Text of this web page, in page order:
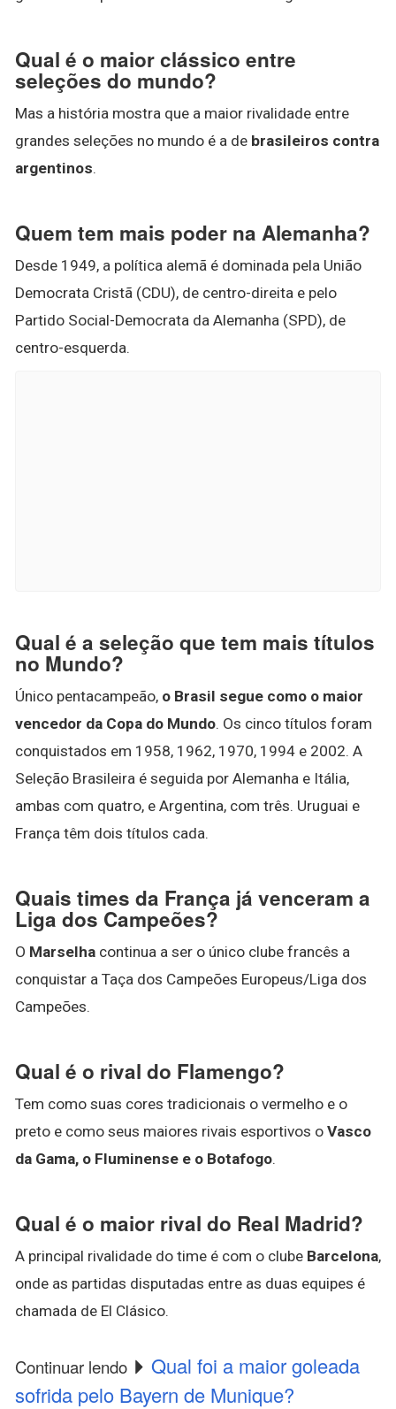
Qual é o maior clássico entre
seleções do mundo?
Mas a história mostra que a maior rivalidade entre
grandes seleções no mundo é a de brasileiros contra
argentinos.
Quem tem mais poder na Alemanha?
Desde 1949, a política alemã é dominada pela União
Democrata Cristã (CDU), de centro-direita e pelo
Partido Social-Democrata da Alemanha (SPD), de
centro-esquerda.
Qual é a seleção que tem mais títulos
no Mundo?
Único pentacampeão, o Brasil segue como o maior
vencedor da Copa do Mundo. Os cinco títulos foram
conquistados em 1958, 1962, 1970, 1994 e 2002. A
Seleção Brasileira é seguida por Alemanha e Itália,
ambas com quatro, e Argentina, com três. Uruguai e
França têm dois títulos cada.
Quais times da França já venceram a
Liga dos Campeões?
O Marselha continua a ser o único clube francês a
conquistar a Taça dos Campeões Europeus/Liga dos
Campeões.
Qual é o rival do Flamengo?
Tem como suas cores tradicionais o vermelho e o
preto e como seus maiores rivais esportivos o Vasco
da Gama, o Fluminense e o Botafogo.
Qual é o maior rival do Real Madrid?
A principal rivalidade do time é com o clube Barcelona,
onde as partidas disputadas entre as duas equipes é
chamada de El Clásico.
Continuar lendo
Qual foi a maior goleada
sofrida pelo Bayern de Munique?